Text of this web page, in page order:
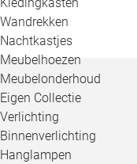
Wandrekken
Nachtkastjes
Meubelhoezen
Meubelonderhoud
Eigen Collectie
Verlichting
Binnenverlichting
Hanglampen